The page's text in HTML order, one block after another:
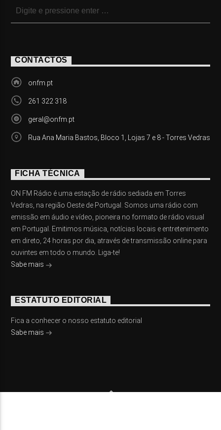
CONTACTOS
onfm.pt
261 322 318
geral@onfm.pt
Rua Ana Maria Bastos, Bloco 1, Lojas 7 e 8 - Torres Vedras
FICHA TÉCNICA
ON FM Rádio é uma estação de rádio sediada em Torres
Vedras, na região Oeste de Portugal. Somos uma rádio com
emissão em áudio e vídeo, pioneira no formato de rádio visual
em Portugal. Emitimos música, notícias locais e entretenimento
em direto, 24 horas por dia, através de transmissão online para
ouvintes em todo o mundo. Liga-te!
Sabe mais
ESTATUTO EDITORIAL
Fica a conhecer o nosso estatuto editorial
Sabe mais